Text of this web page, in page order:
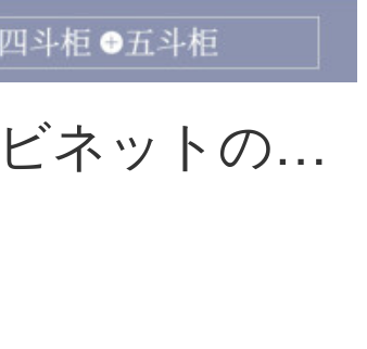
梵愛斗キャビネットの実木ロッカーの引き出しキャビネットは簡単にリビングルームの胡桃木三斗四斗五斗キャビネットの組み合わせを予約して収納棚の寝室の家具胡桃木三斗キャビネット+四斗キャビネット+五斗キャビネット